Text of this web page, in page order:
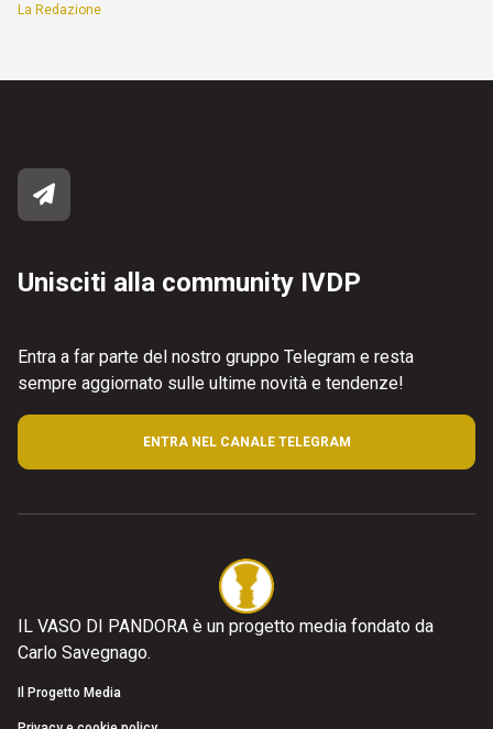
La Redazione
Unisciti alla community IVDP
Entra a far parte del nostro gruppo Telegram e resta
sempre aggiornato sulle ultime novità e tendenze!
ENTRA NEL CANALE TELEGRAM
IL VASO DI PANDORA è un progetto media fondato da
Carlo Savegnago.
Il Progetto Media